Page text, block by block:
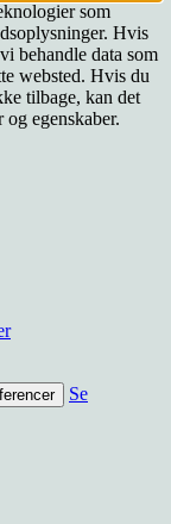
som
Hvis
behandle data som
websted. Hvis du
tilbage, kan det
egenskaber.
Se